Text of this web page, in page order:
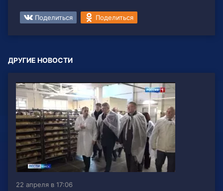
Поделиться Поделиться
ДРУГИЕ НОВОСТИ
22 апреля в 17:06